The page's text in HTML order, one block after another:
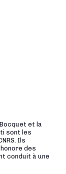
et la
sont les
Ils
des
conduit à une